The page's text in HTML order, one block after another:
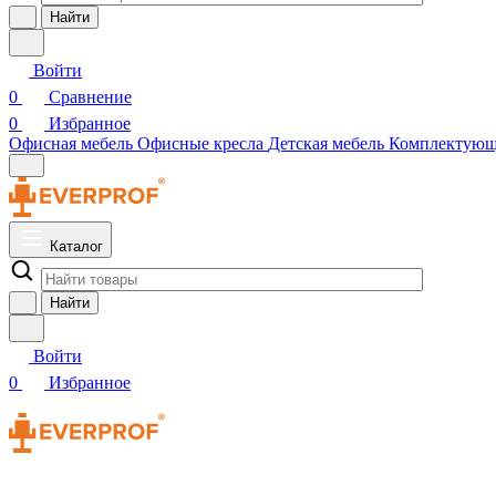
Найти
Войти
0
Сравнение
0
Избранное
Офисная мебель Офисные кресла Детская мебель
Каталог
Найти
Войти
0
Избранное